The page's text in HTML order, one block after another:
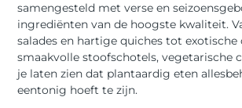
samengesteld met verse en
ingrediënten van de hoogste kwaliteit.
salades en hartige quiches tot exotische
smaakvolle stoofschotels, vegetarische
je laten zien dat plantaardig eten
eentonig hoeft te zijn.